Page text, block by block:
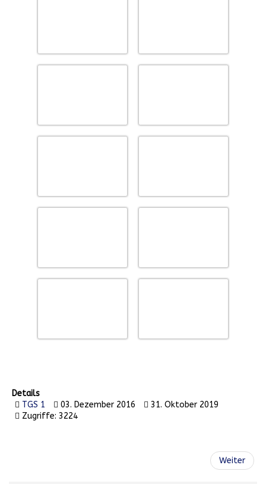
Details
TGS 1
03. Dezember 2016
31. Oktober 2019
Zugriffe: 3224
Weiter